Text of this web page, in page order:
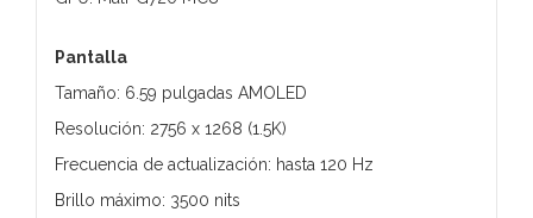
Pantalla
Tamaño: 6.59 pulgadas AMOLED
Resolución: 2756 x 1268 (1.5K)
Frecuencia de actualización: hasta 120 Hz
Brillo máximo: 3500 nits